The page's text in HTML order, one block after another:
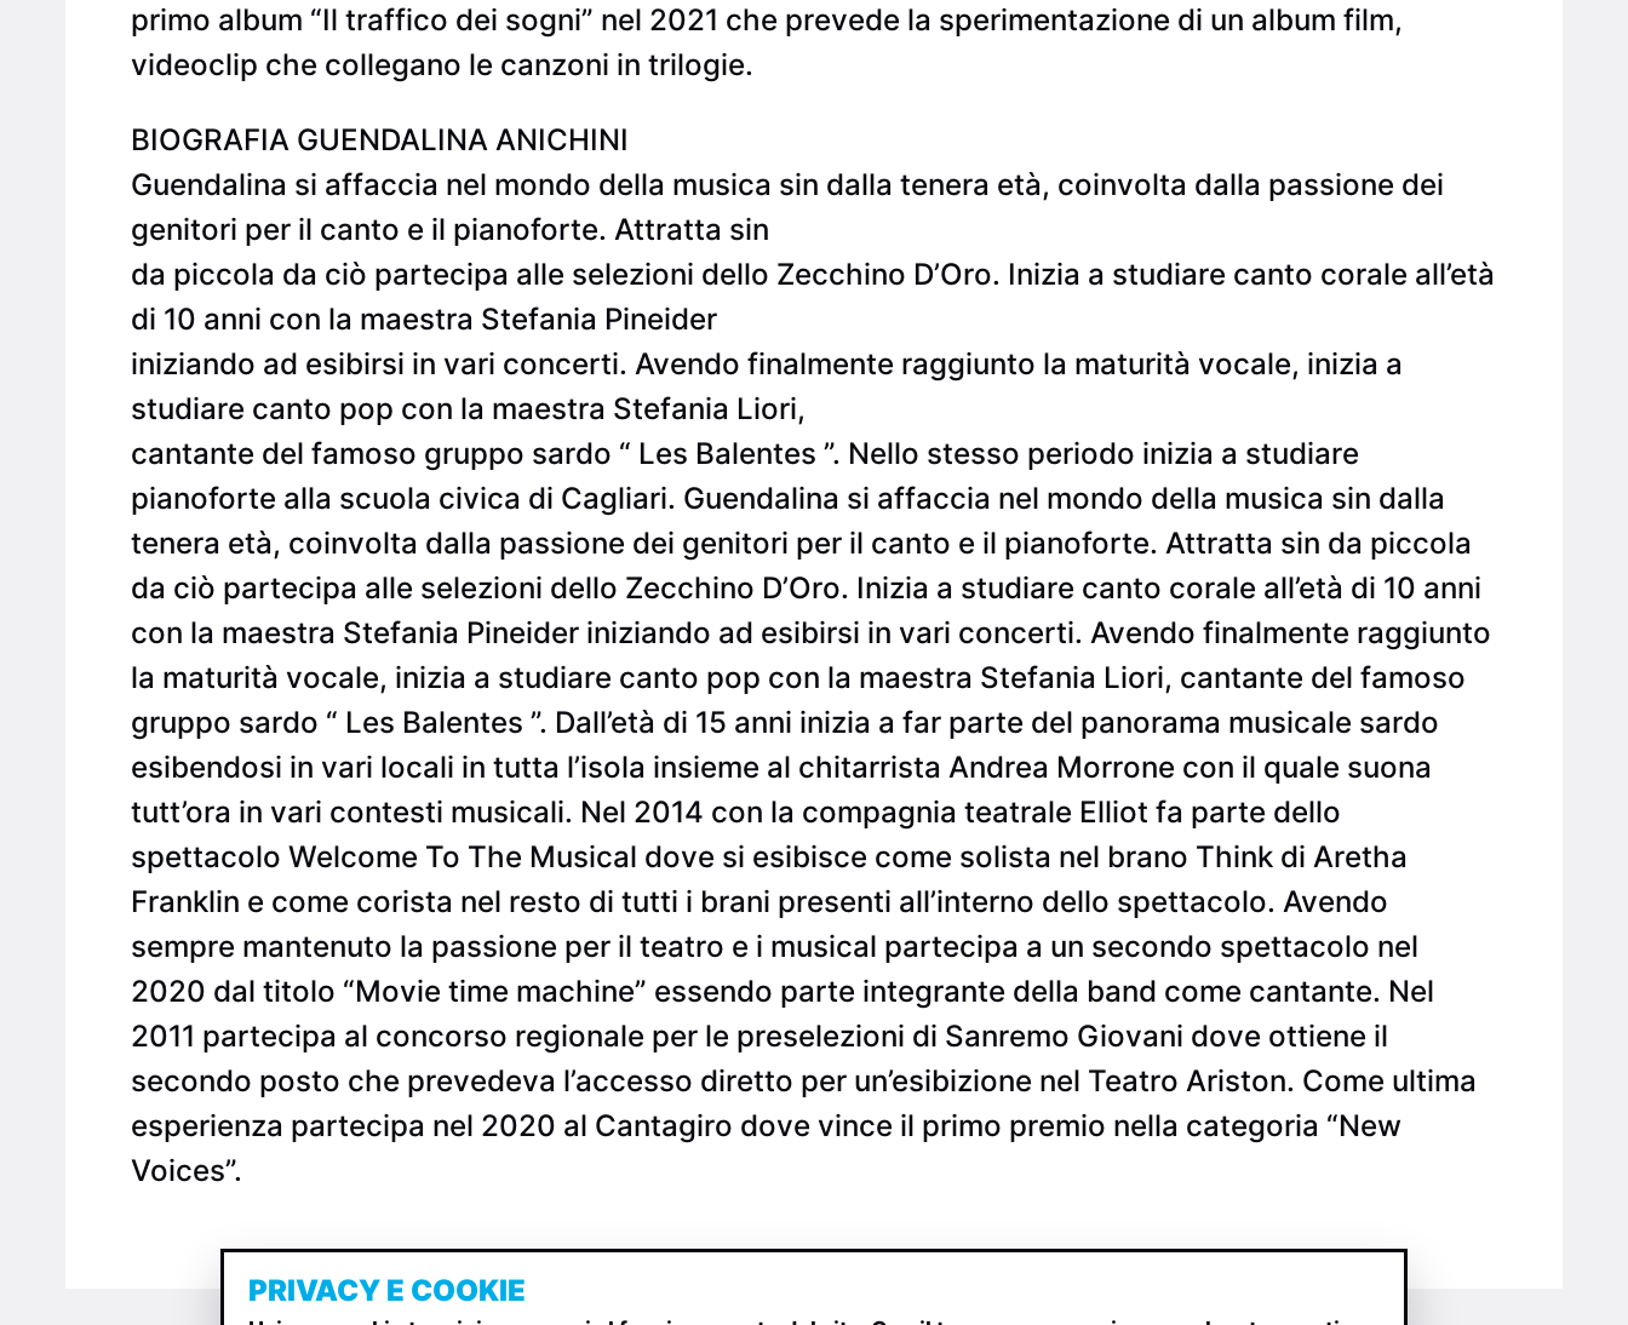
primo album “Il traffico dei sogni” nel 2021 che prevede la sperimentazione di un album film,
videoclip che collegano le canzoni in trilogie.
BIOGRAFIA GUENDALINA ANICHINI
Guendalina si affaccia nel mondo della musica sin dalla tenera età, coinvolta dalla passione dei
genitori per il canto e il pianoforte. Attratta sin
da piccola da ciò partecipa alle selezioni dello Zecchino D’Oro. Inizia a studiare canto corale all’età
di 10 anni con la maestra Stefania Pineider
iniziando ad esibirsi in vari concerti. Avendo finalmente raggiunto la maturità vocale, inizia a
studiare canto pop con la maestra Stefania Liori,
cantante del famoso gruppo sardo “ Les Balentes ”. Nello stesso periodo inizia a studiare
pianoforte alla scuola civica di Cagliari. Guendalina si affaccia nel mondo della musica sin dalla
tenera età, coinvolta dalla passione dei genitori per il canto e il pianoforte. Attratta sin da piccola
da ciò partecipa alle selezioni dello Zecchino D’Oro. Inizia a studiare canto corale all’età di 10 anni
con la maestra Stefania Pineider iniziando ad esibirsi in vari concerti. Avendo finalmente raggiunto
la maturità vocale, inizia a studiare canto pop con la maestra Stefania Liori, cantante del famoso
gruppo sardo “ Les Balentes ”. Dall’età di 15 anni inizia a far parte del panorama musicale sardo
esibendosi in vari locali in tutta l’isola insieme al chitarrista Andrea Morrone con il quale suona
tutt’ora in vari contesti musicali. Nel 2014 con la compagnia teatrale Elliot fa parte dello
spettacolo Welcome To The Musical dove si esibisce come solista nel brano Think di Aretha
Franklin e come corista nel resto di tutti i brani presenti all’interno dello spettacolo. Avendo
sempre mantenuto la passione per il teatro e i musical partecipa a un secondo spettacolo nel
2020 dal titolo “Movie time machine” essendo parte integrante della band come cantante. Nel
2011 partecipa al concorso regionale per le preselezioni di Sanremo Giovani dove ottiene il
secondo posto che prevedeva l’accesso diretto per un’esibizione nel Teatro Ariston. Come ultima
esperienza partecipa nel 2020 al Cantagiro dove vince il primo premio nella categoria “New
Voices”.
PRIVACY E COOKIE